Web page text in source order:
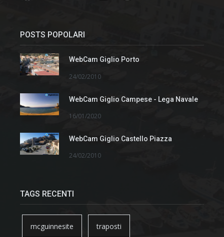
POSTS POPOLARI
WebCam Giglio Porto
24/02/2010
WebCam Giglio Campese - Lega Navale
16/01/2020
WebCam Giglio Castello Piazza
24/02/2010
TAGS RECENTI
mcguinnesite traposti